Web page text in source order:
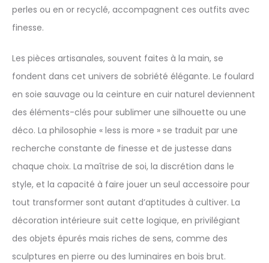
perles ou en or recyclé, accompagnent ces outfits avec
finesse.
Les pièces artisanales, souvent faites à la main, se
fondent dans cet univers de sobriété élégante. Le foulard
en soie sauvage ou la ceinture en cuir naturel deviennent
des éléments-clés pour sublimer une silhouette ou une
déco. La philosophie « less is more » se traduit par une
recherche constante de finesse et de justesse dans
chaque choix. La maîtrise de soi, la discrétion dans le
style, et la capacité à faire jouer un seul accessoire pour
tout transformer sont autant d’aptitudes à cultiver. La
décoration intérieure suit cette logique, en privilégiant
des objets épurés mais riches de sens, comme des
sculptures en pierre ou des luminaires en bois brut.